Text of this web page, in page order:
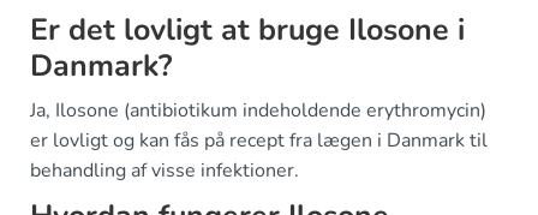
Er det lovligt at bruge Ilosone i
Danmark?
Ja, Ilosone (antibiotikum indeholdende erythromycin)
er lovligt og kan fås på recept fra lægen i Danmark til
behandling af visse infektioner.